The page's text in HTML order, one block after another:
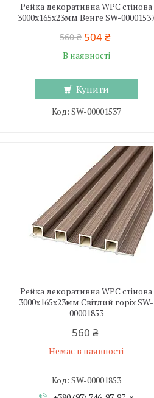
Рейка декоративна WPC стінова
3000х165х23мм Венге SW-
560 ₴ 504 ₴
В наявності
Купити
SW-00001537
Рейка декоративна WPC стінова
3000х165х23мм Світлий горіх SW-
00001853
560 ₴
Немає в наявності
SW-00001853